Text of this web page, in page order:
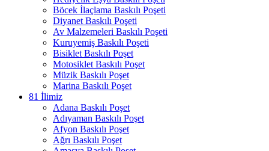
Böcek İlaçlama Baskılı Poşeti
Diyanet Baskılı Poşeti
Av Malzemeleri Baskılı Poşeti
Kuruyemiş Baskılı Poşeti
Bisiklet Baskılı Poşet
Motosiklet Baskılı Poşet
Müzik Baskılı Poşet
Marina Baskılı Poşet
81 İlimiz
Adana Baskılı Poşet
Adıyaman Baskılı Poşet
Afyon Baskılı Poşet
Ağrı Baskılı Poşet